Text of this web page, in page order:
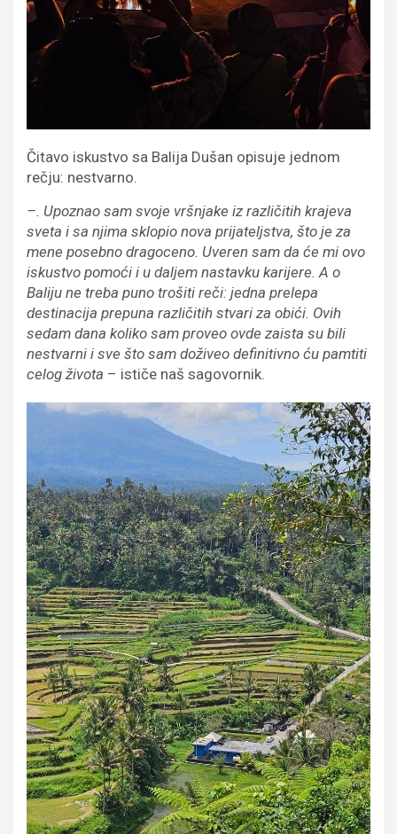
Čitavo iskustvo sa Balija Dušan opisuje jednom
rečju: nestvarno.
–. Upoznao sam svoje vršnjake iz različitih krajeva
sveta i sa njima sklopio nova prijateljstva, što je za
mene posebno dragoceno. Uveren sam da će mi ovo
iskustvo pomoći i u daljem nastavku karijere. A o
Baliju ne treba puno trošiti reči: jedna prelepa
destinacija prepuna različitih stvari za obići. Ovih
sedam dana koliko sam proveo ovde zaista su bili
nestvarni i sve što sam doživeo definitivno ću pamtiti
celog života – ističe naš sagovornik.